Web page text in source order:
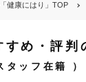
健康にはり」TOP
すめ・評判
タッフ在籍